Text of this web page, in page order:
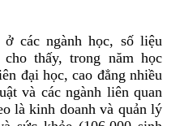
các ngành học, số liệu
thấy, trong năm học
đại học, cao đẳng nhiều
và các ngành liên quan
là kinh doanh và quản lý